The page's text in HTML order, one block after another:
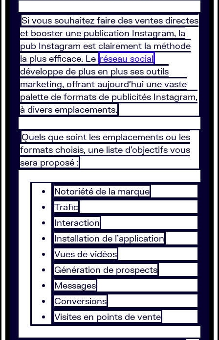
Si vous souhaitez faire des ventes directes
et booster une publication Instagram, la
pub Instagram est clairement la méthode
la plus efficace. Le réseau social
développe de plus en plus ses outils
marketing, offrant aujourd’hui une vaste
palette de formats de publicités Instagram,
à divers emplacements.
Quels que soint les emplacements ou les
formats choisis, une liste d'objectifs vous
sera proposé :
Notoriété de la marque
Trafic
Interaction
Installation de l'application
Vues de vidéos
Génération de prospects
Messages
Conversions
Visites en points de vente